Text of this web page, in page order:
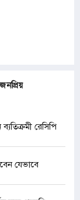
জনপ্রিয়
রেসিপি
যেভাবে